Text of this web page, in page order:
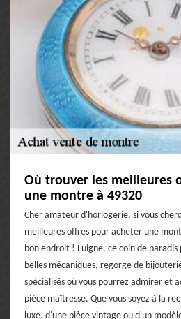
Où trouver les meilleures
une montre à 49320
Cher amateur d'horlogerie, si vous
meilleures offres pour acheter une
bon endroit ! Luigne, ce coin de paradis
belles mécaniques, regorge de
spécialisés où vous pourrez admirer et
pièce maîtresse. Que vous soyez à la
luxe, d'une pièce vintage ou d'un